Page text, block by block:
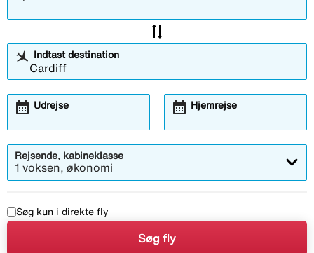
sync_alt
Indtast destination
Udrejse
calendar_month Hjemrejse
calendar_month
Rejsende, kabineklasse
1 voksen, økonomi
Søg kun i direkte fly
Søg fly